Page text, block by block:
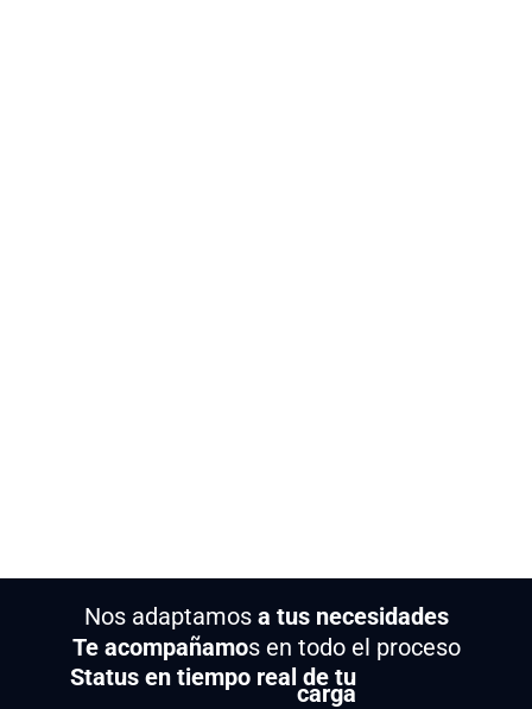
Nos adaptamosa tus necesidades
Te acompañamos en todo el proceso
Status en tiempo real de tu
carga